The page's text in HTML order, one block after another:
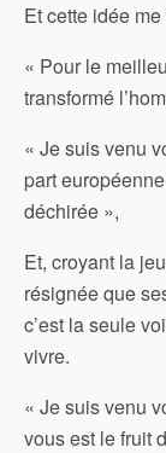
Et cette idée
« Pour le
transformé
« Je suis venu
part
déchirée »,
Et, croyant la
résignée que
c’est la seule
vivre.
« Je suis venu
vous est le fruit